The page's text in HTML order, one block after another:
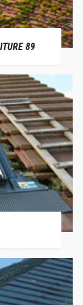
89